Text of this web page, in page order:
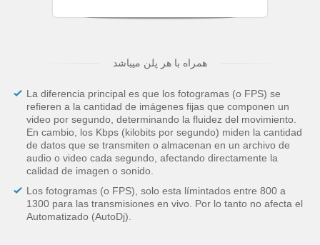
همراه با هر پلن میباشد
La diferencia principal es que los fotogramas (o FPS) se
refieren a la cantidad de imágenes fijas que componen un
video por segundo, determinando la fluidez del movimiento.
En cambio, los Kbps (kilobits por segundo) miden la cantidad
de datos que se transmiten o almacenan en un archivo de
audio o video cada segundo, afectando directamente la
calidad de imagen o sonido.
Los fotogramas (o FPS), solo esta límintados entre 800 a
1300 para las transmisiones en vivo. Por lo tanto no afecta el
Automatizado (AutoDj).